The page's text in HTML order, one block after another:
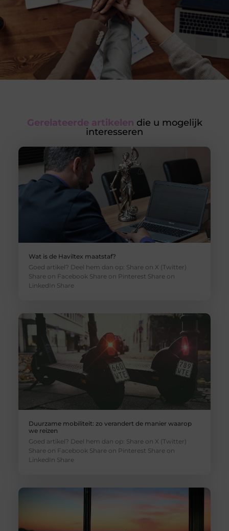
Gerelateerde artikelen die u mogelijk
interesseren
Wat is de Haviltex maatstaf?
Goed artikel? Deel hem dan op: Share on X (Twitter)
Share on Facebook Share on Pinterest Share on
LinkedIn Share
Duurzame mobiliteit: zo verandert de manier waarop
we reizen
Goed artikel? Deel hem dan op: Share on X (Twitter)
Share on Facebook Share on Pinterest Share on
LinkedIn Share